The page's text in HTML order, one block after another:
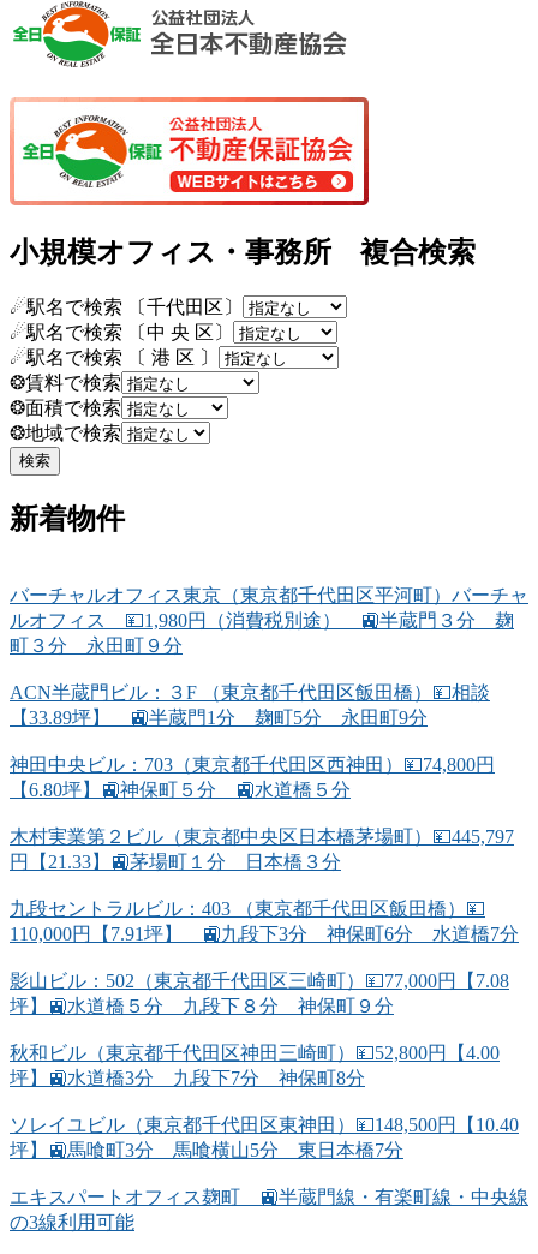
小規模オフィス・事務所 複合検索
☄駅名で検索 〔千代田区〕
☄駅名で検索 〔中 央 区〕
☄駅名で検索 〔 港 区 〕
❂賃料で検索
❂面積で検索
❂地域で検索
新着物件
バーチャルオフィス東京（東京都千代田区平河町）バーチャ
ルオフィス 💴1,980円（消費税別途） 🚉半蔵門３分 麹
町３分 永田町９分
ACN半蔵門ビル：３F （東京都千代田区飯田橋）💴相談
【33.89坪】 🚉半蔵門1分 麹町5分 永田町9分
神田中央ビル：703（東京都千代田区西神田）💴74,800円
【6.80坪】🚉神保町５分 🚉水道橋５分
木村実業第２ビル（東京都中央区日本橋茅場町）💴445,797
円【21.33】🚉茅場町１分 日本橋３分
九段セントラルビル：403 （東京都千代田区飯田橋）💴
110,000円【7.91坪】 🚉九段下3分 神保町6分 水道橋7分
影山ビル：502（東京都千代田区三崎町）💴77,000円【7.08
坪】🚉水道橋５分 九段下８分 神保町９分
秋和ビル（東京都千代田区神田三崎町）💴52,800円【4.00
坪】🚉水道橋3分 九段下7分 神保町8分
ソレイユビル（東京都千代田区東神田）💴148,500円【10.40
坪】🚉馬喰町3分 馬喰横山5分 東日本橋7分
エキスパートオフィス麹町 🚉半蔵門線・有楽町線・中央線
の3線利用可能